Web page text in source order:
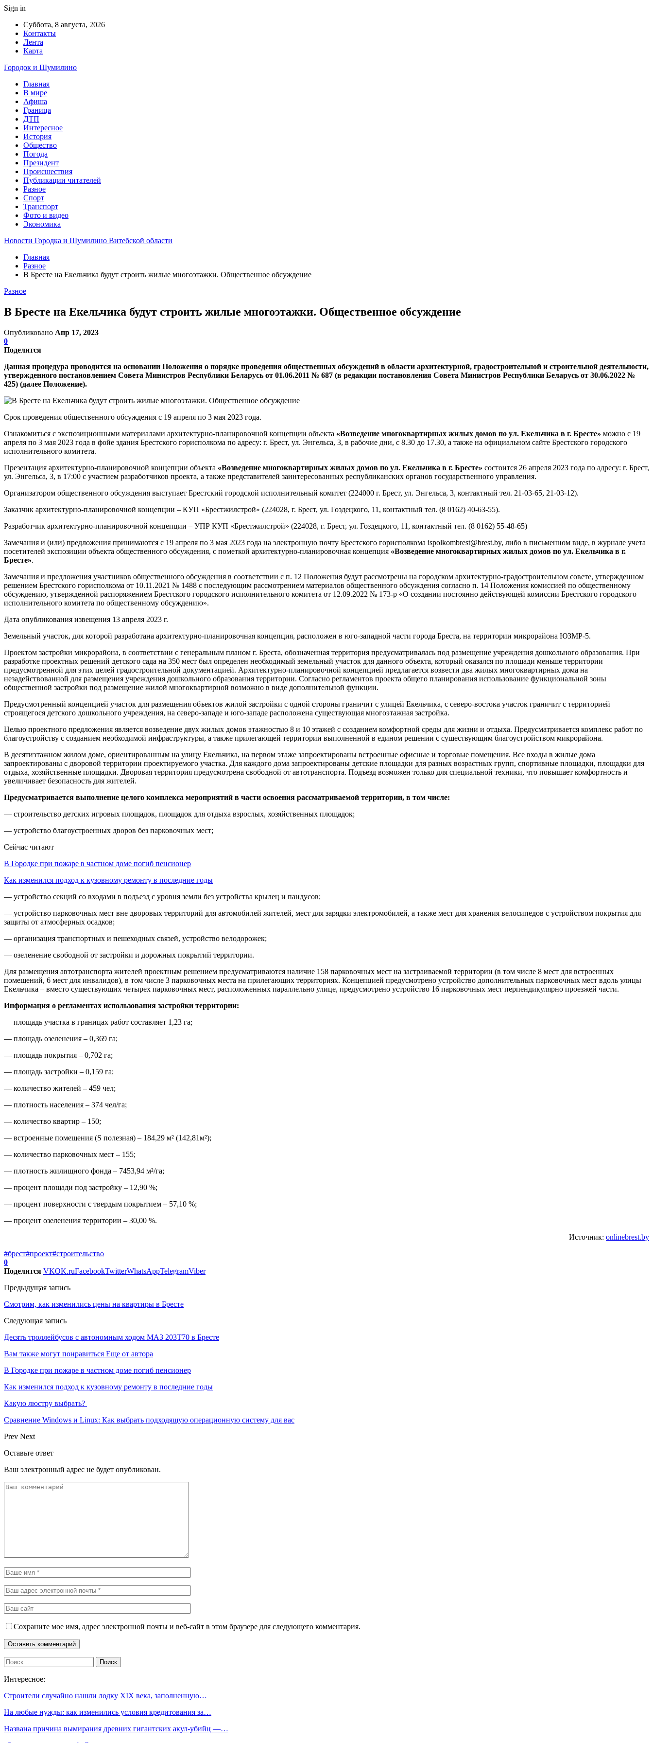
Sign in
Суббота, 8 августа, 2026
Контакты
Лента
Карта
Городок и Шумилино
Главная
В мире
Афиша
Граница
ДТП
Интересное
История
Общество
Погода
Президент
Происшествия
Публикации читателей
Разное
Спорт
Транспорт
Фото и видео
Экономика
Новости Городка и Шумилино Витебской области
Главная
Разное
В Бресте на Екельчика будут строить жилые многоэтажки. Общественное обсуждение
Разное
В Бресте на Екельчика будут строить жилые многоэтажки. Общественное обсуждение
Опубликовано Апр 17, 2023
0
Поделится
Данная процедура проводится на основании Положения о порядке проведения общественных обсуждений в области архитектурной, градостроительной и строительной деятельности,
утвержденного постановлением Совета Министров Республики Беларусь от 01.06.2011 № 687 (в редакции постановления Совета Министров Республики Беларусь от 30.06.2022 №
425) (далее Положение).
Срок проведения общественного обсуждения с 19 апреля по 3 мая 2023 года.
Ознакомиться с экспозиционными материалами архитектурно-планировочной концепции объекта «Возведение многоквартирных жилых домов по ул. Екельчика в г. Бресте» можно с 19
апреля по 3 мая 2023 года в фойе здания Брестского горисполкома по адресу: г. Брест, ул. Энгельса, 3, в рабочие дни, с 8.30 до 17.30, а также на официальном сайте Брестского городского
исполнительного комитета.
Презентация архитектурно-планировочной концепции объекта «Возведение многоквартирных жилых домов по ул. Екельчика в г. Бресте» состоится 26 апреля 2023 года по адресу: г. Брест,
ул. Энгельса, 3, в 17:00 с участием разработчиков проекта, а также представителей заинтересованных республиканских органов государственного управления.
Организатором общественного обсуждения выступает Брестский городской исполнительный комитет (224000 г. Брест, ул. Энгельса, 3, контактный тел. 21-03-65, 21-03-12).
Заказчик архитектурно-планировочной концепции – КУП «Брестжилстрой» (224028, г. Брест, ул. Гоздецкого, 11, контактный тел. (8 0162) 40-63-55).
Разработчик архитектурно-планировочной концепции – УПР КУП «Брестжилстрой» (224028, г. Брест, ул. Гоздецкого, 11, контактный тел. (8 0162) 55-48-65)
Замечания и (или) предложения принимаются с 19 апреля по 3 мая 2023 года на электронную почту Брестского горисполкома ispolkombrest@brest.by, либо в письменном виде, в журнале учета
посетителей экспозиции объекта общественного обсуждения, с пометкой архитектурно-планировочная концепция «Возведение многоквартирных жилых домов по ул. Екельчика в г.
Бресте».
Замечания и предложения участников общественного обсуждения в соответствии с п. 12 Положения будут рассмотрены на городском архитектурно-градостроительном совете, утвержденном
решением Брестского горисполкома от 10.11.2021 № 1488 с последующим рассмотрением материалов общественного обсуждения согласно п. 14 Положения комиссией по общественному
обсуждению, утвержденной распоряжением Брестского городского исполнительного комитета от 12.09.2022 № 173-р «О создании постоянно действующей комиссии Брестского городского
исполнительного комитета по общественному обсуждению».
Дата опубликования извещения 13 апреля 2023 г.
Земельный участок, для которой разработана архитектурно-планировочная концепция, расположен в юго-западной части города Бреста, на территории микрорайона ЮЗМР-5.
Проектом застройки микрорайона, в соответствии с генеральным планом г. Бреста, обозначенная территория предусматривалась под размещение учреждения дошкольного образования. При
разработке проектных решений детского сада на 350 мест был определен необходимый земельный участок для данного объекта, который оказался по площади меньше территории
предусмотренной для этих целей градостроительной документацией. Архитектурно-планировочной концепцией предлагается возвести два жилых многоквартирных дома на
незадействованной для размещения учреждения дошкольного образования территории. Согласно регламентов проекта общего планирования использование функциональной зоны
общественной застройки под размещение жилой многоквартирной возможно в виде дополнительной функции.
Предусмотренный концепцией участок для размещения объектов жилой застройки с одной стороны граничит с улицей Екельчика, с северо-востока участок граничит с территорией
строящегося детского дошкольного учреждения, на северо-западе и юго-западе расположена существующая многоэтажная застройка.
Целью проектного предложения является возведение двух жилых домов этажностью 8 и 10 этажей с созданием комфортной среды для жизни и отдыха. Предусматривается комплекс работ по
благоустройству с созданием необходимой инфраструктуры, а также прилегающей территории выполненной в едином решении с существующим благоустройством микрорайона.
В десятиэтажном жилом доме, ориентированным на улицу Екельчика, на первом этаже запроектированы встроенные офисные и торговые помещения. Все входы в жилые дома
запроектированы с дворовой территории проектируемого участка. Для каждого дома запроектированы детские площадки для разных возрастных групп, спортивные площадки, площадки для
отдыха, хозяйственные площадки. Дворовая территория предусмотрена свободной от автотранспорта. Подъезд возможен только для специальной техники, что повышает комфортность и
увеличивает безопасность для жителей.
Предусматривается выполнение целого комплекса мероприятий в части освоения рассматриваемой территории, в том числе:
— строительство детских игровых площадок, площадок для отдыха взрослых, хозяйственных площадок;
— устройство благоустроенных дворов без парковочных мест;
Сейчас читают
В Городке при пожаре в частном доме погиб пенсионер
Как изменился подход к кузовному ремонту в последние годы
— устройство секций со входами в подъезд с уровня земли без устройства крылец и пандусов;
— устройство парковочных мест вне дворовых территорий для автомобилей жителей, мест для зарядки электромобилей, а также мест для хранения велосипедов с устройством покрытия для
защиты от атмосферных осадков;
— организация транспортных и пешеходных связей, устройство велодорожек;
— озеленение свободной от застройки и дорожных покрытий территории.
Для размещения автотранспорта жителей проектным решением предусматриваются наличие 158 парковочных мест на застраиваемой территории (в том числе 8 мест для встроенных
помещений, 6 мест для инвалидов), в том числе 3 парковочных места на прилегающих территориях. Концепцией предусмотрено устройство дополнительных парковочных мест вдоль улицы
Екельчика – вместо существующих четырех парковочных мест, расположенных параллельно улице, предусмотрено устройство 16 парковочных мест перпендикулярно проезжей части.
Информация о регламентах использования застройки территории:
— площадь участка в границах работ составляет 1,23 га;
— площадь озеленения – 0,369 га;
— площадь покрытия – 0,702 га;
— площадь застройки – 0,159 га;
— количество жителей – 459 чел;
— плотность населения – 374 чел/га;
— количество квартир – 150;
— встроенные помещения (S полезная) – 184,29 м² (142,81м²);
— количество парковочных мест – 155;
— плотность жилищного фонда – 7453,94 м²/га;
— процент площади под застройку – 12,90 %;
— процент поверхности с твердым покрытием – 57,10 %;
— процент озеленения территории – 30,00 %.
Источник: onlinebrest.by
#брест#проект#строительство
0
Поделится VKOK.ruFacebookTwitterWhatsAppTelegramViber
Предыдущая запись
Смотрим, как изменились цены на квартиры в Бресте
Следующая запись
Десять троллейбусов с автономным ходом МАЗ 203Т70 в Бресте
Вам также могут понравиться Еще от автора
В Городке при пожаре в частном доме погиб пенсионер
Как изменился подход к кузовному ремонту в последние годы
Какую люстру выбрать?
Сравнение Windows и Linux: Как выбрать подходящую операционную систему для вас
Prev Next
Оставьте ответ
Ваш электронный адрес не будет опубликован.
Сохраните мое имя, адрес электронной почты и веб-сайт в этом браузере для следующего комментария.
Интересное:
Строители случайно нашли лодку XIX века, заполненную…
На любые нужды: как изменились условия кредитования за…
Названа причина вымирания древних гигантских акул-убийц —…